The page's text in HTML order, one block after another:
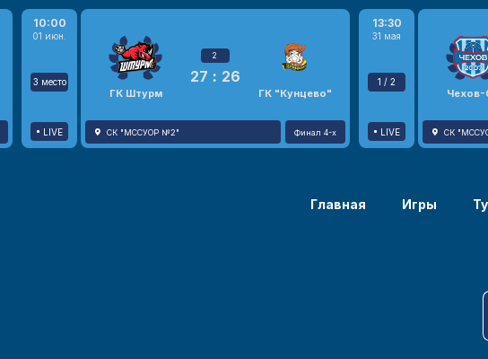
10:00
01 июн.
3 место
LIVE
ГК Штурм
2
27 : 26
ГК "Кунцево"
СК "МССУОР №2" Финал 4-х
13:30
31 мая
1 / 2
LIVE
Чехов-
СК
Главная Игры